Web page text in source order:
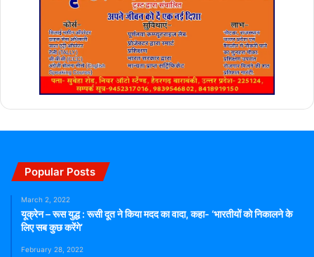
Popular Posts
March 2, 2022
यूक्रेन – रूस युद्ध : रूसी दूत ने किया मदद का वादा, कहा- ‘भारतीयों को निकालने के
लिए सब कुछ करेंगे’
February 28, 2022